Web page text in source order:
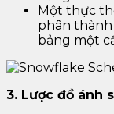
Một thực
phân
bảng một
3. Lược đồ ánh